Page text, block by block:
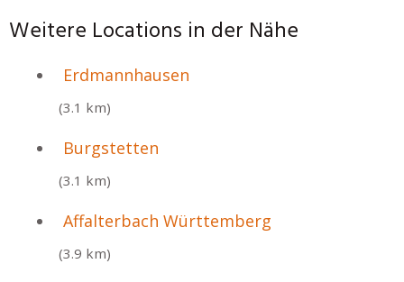
Weitere Locations in der Nähe
Erdmannhausen
(3.1 km)
Burgstetten
(3.1 km)
Affalterbach Württemberg
(3.9 km)